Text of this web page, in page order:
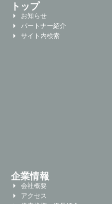
トップ
お知らせ
パートナー紹介
サイト内検索
企業情報
会社概要
アクセス